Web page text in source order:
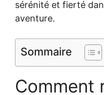
sérénité et fierté
aventure.
Sommaire
Comment